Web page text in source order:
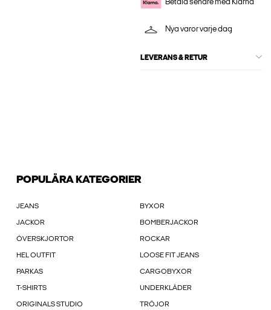
Betala senare med Klarna
Nya varor varje dag
LEVERANS & RETUR
POPULÄRA KATEGORIER
JEANS BYXOR
JACKOR BOMBERJACKOR
ÖVERSKJORTOR ROCKAR
HEL OUTFIT LOOSE FIT JEANS
PARKAS CARGOBYXOR
T-SHIRTS UNDERKLÄDER
ORIGINALS STUDIO TRÖJOR